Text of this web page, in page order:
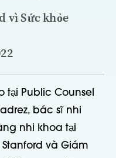
vì Sức khỏe
tại Public Counsel
bác sĩ nhi
nhi khoa tại
và Giám